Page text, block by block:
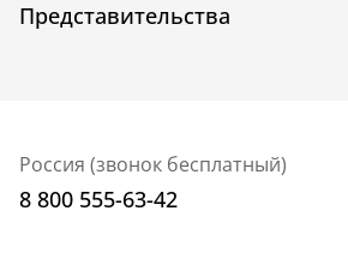
Представительства
Россия (звонок бесплатный)
8 800 555-63-42